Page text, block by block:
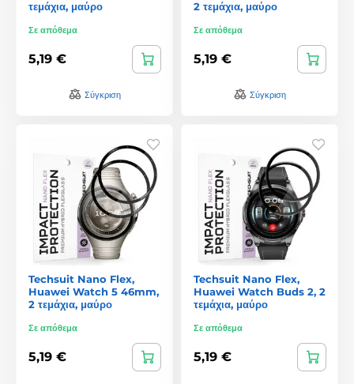
τεμάχια, μαύρο
Σε απόθεμα
5,19 €
Σύγκριση
2 τεμάχια, μαύρο
Σε απόθεμα
5,19 €
Σύγκριση
Techsuit Nano Flex,
Huawei Watch 5 46mm,
2 τεμάχια, μαύρο
Σε απόθεμα
5,19 €
Techsuit Nano Flex,
Huawei Watch Buds 2, 2
τεμάχια, μαύρο
Σε απόθεμα
5,19 €